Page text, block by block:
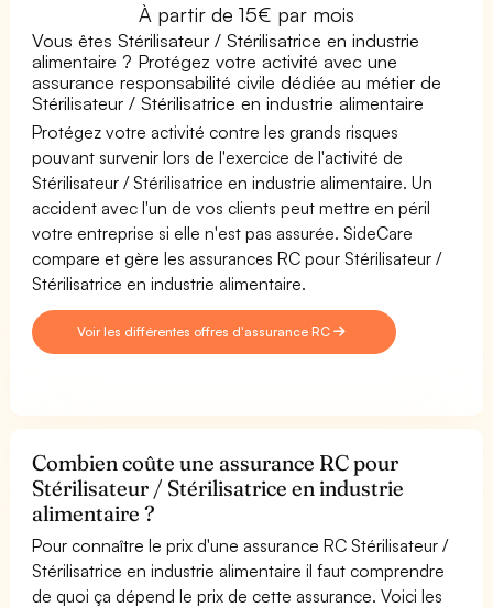
À partir de 15€ par mois
Vous êtes Stérilisateur / Stérilisatrice en industrie
alimentaire ? Protégez votre activité avec une
assurance responsabilité civile dédiée au métier de
Stérilisateur / Stérilisatrice en industrie alimentaire
Protégez votre activité contre les grands risques
pouvant survenir lors de l'exercice de l'activité de
Stérilisateur / Stérilisatrice en industrie alimentaire. Un
accident avec l'un de vos clients peut mettre en péril
votre entreprise si elle n'est pas assurée. SideCare
compare et gère les assurances RC pour Stérilisateur /
Stérilisatrice en industrie alimentaire.
Voir les différentes offres d'assurance RC
Combien coûte une assurance RC pour
Stérilisateur / Stérilisatrice en industrie
alimentaire ?
Pour connaître le prix d'une assurance RC Stérilisateur /
Stérilisatrice en industrie alimentaire il faut comprendre
de quoi ça dépend le prix de cette assurance. Voici les